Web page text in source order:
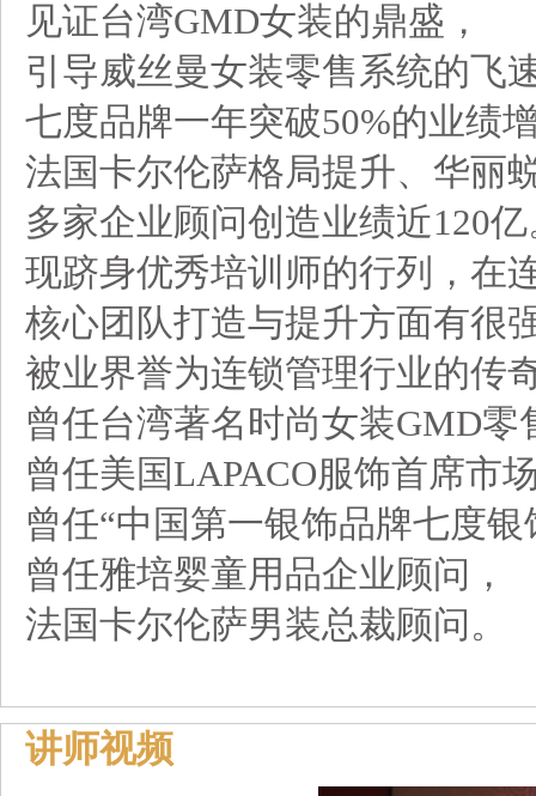
见证台湾GMD女装的鼎盛，
引导威丝曼女装零售系统的飞
七度品牌一年突破50%的业绩
法国卡尔伦萨格局提升、华丽
多家企业顾问创造业绩近120亿
现跻身优秀培训师的行列，在
核心团队打造与提升方面有很
被业界誉为连锁管理行业的传
曾任台湾著名时尚女装GMD零
曾任美国LAPACO服饰首席市
曾任“中国第一银饰品牌七度
曾任雅培婴童用品企业顾问，
法国卡尔伦萨男装总裁顾问。
讲师视频